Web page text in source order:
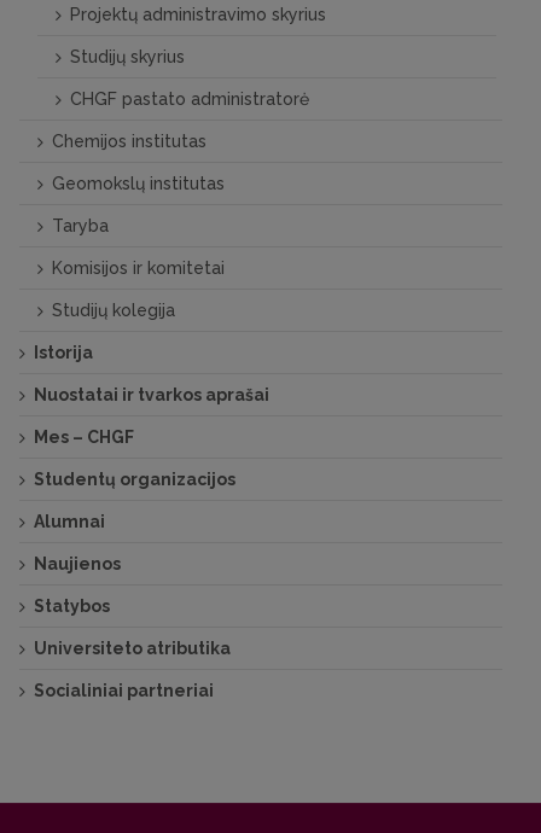
Projektų administravimo skyrius
Studijų skyrius
CHGF pastato administratorė
Chemijos institutas
Geomokslų institutas
Taryba
Komisijos ir komitetai
Studijų kolegija
Istorija
Nuostatai ir tvarkos aprašai
Mes – CHGF
Studentų organizacijos
Alumnai
Naujienos
Statybos
Universiteto atributika
Socialiniai partneriai